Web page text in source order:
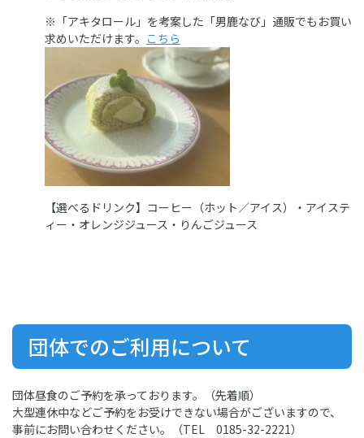
※「アキタロール」を考案した「男鹿なび」通販でもお買い
求めいただけます。 こちら
【選べるドリンク】コーヒー（ホット／アイス）・アイステ
ィー・オレンジジュース・りんごジュース
団体でのご利用について
団体昼食のご予約を承っております。（先着順）
大型連休中などご予約をお受けできない場合がございますので、
事前にお問い合わせください。（TEL 0185-32-2221）